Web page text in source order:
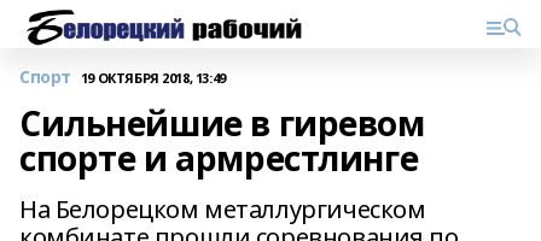
Спорт 19 ОКТЯБРЯ 2018, 13:49
Сильнейшие в гиревом
спорте и армрестлинге
На Белорецком металлургическом